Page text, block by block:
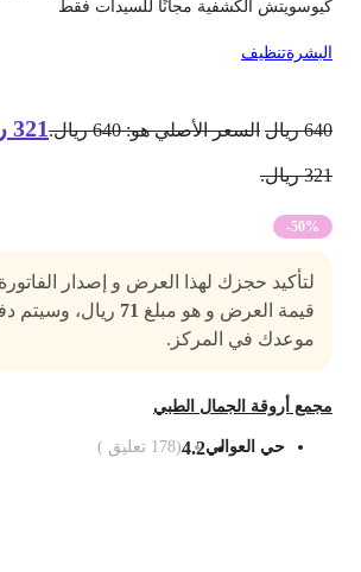
الكشفية مجانًا للسيدات فقط
تنظيف
ريال السعر الأصلي هو: 640 ريال. 321 ريال
-50%
لتأكيد حجزك لهذا العرض و إصدار الفاتورة
قيمة العرض و هو مبلغ71ريال، وسيتم دفع
موعدك في المركز.
أروقة الجمال الطبي
حي العوالي4.2
(
178تعليق )